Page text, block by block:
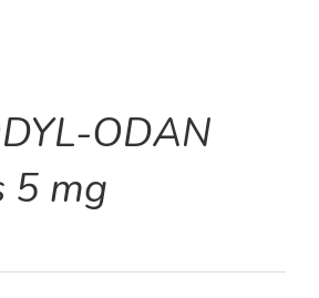
ODAN
5 mg